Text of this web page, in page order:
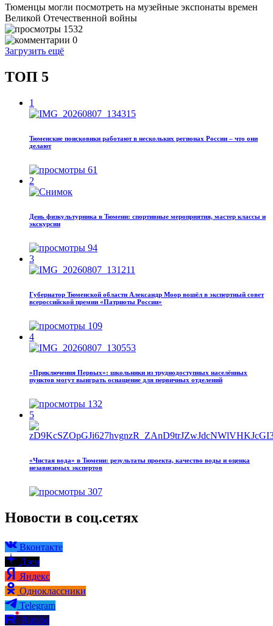
Тюменцы могли посмотреть на музейные экспонаты времен
Великой Отечественной войны
1532
0
Загрузить ещё
ТОП 5
1
Тюменские поисковики работают в нескольких регионах России – что они
делают
61
2
День физкультурника в Тюмени: спортивные мероприятия, мастер классы и
экскурсии
94
3
Губернатор Тюменской области Александр Моор вошёл в экспертный совет
всероссийской премии «Патриоты России»
109
4
«Приключения Первых»: школьники из труднодоступных населённых
пунктов могут выиграть оснащение для первичных отделений
132
5
«Чистая вода» в Тюмени: результаты проекта, качество воды и оценка
независимых экспертов
307
Новости в соц.сетях
Вконтакте
Дзен
Яндекс
Одноклассники
Telegram
Rutube